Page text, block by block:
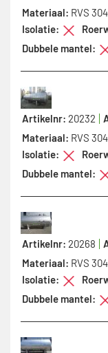
Materiaal: RVS 304
Isolatie:
Dubbele mantel:
Artikelnr: 20232
Materiaal: RVS 304
Isolatie:
Dubbele mantel:
Artikelnr: 20268
Materiaal: RVS 304
Isolatie:
Dubbele mantel: